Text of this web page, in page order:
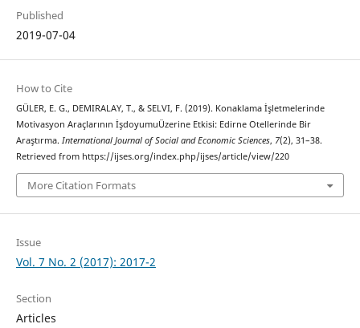
Published
2019-07-04
How to Cite
GÜLER, E. G., DEMIRALAY, T., & SELVI, F. (2019). Konaklama İşletmelerinde
Motivasyon Araçlarının İşdoyumuÜzerine Etkisi: Edirne Otellerinde Bir
Araştırma. International Journal of Social and Economic Sciences, 7(2), 31–38.
Retrieved from https://ijses.org/index.php/ijses/article/view/220
More Citation Formats
Issue
Vol. 7 No. 2 (2017): 2017-2
Section
Articles